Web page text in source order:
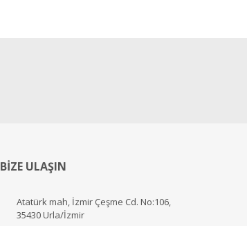
BİZE ULAŞIN
Atatürk mah, İzmir Çeşme Cd. No:106,
35430 Urla/İzmir